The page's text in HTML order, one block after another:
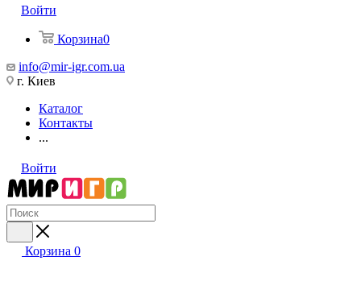
Войти
Корзина0
info@mir-igr.com.ua
г. Киев
Каталог
Контакты
...
Войти
Корзина 0